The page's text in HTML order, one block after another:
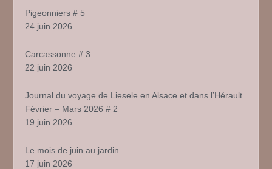
Pigeonniers # 5
24 juin 2026
Carcassonne # 3
22 juin 2026
Journal du voyage de Liesele en Alsace et dans l’Hérault
Février – Mars 2026 # 2
19 juin 2026
Le mois de juin au jardin
17 juin 2026